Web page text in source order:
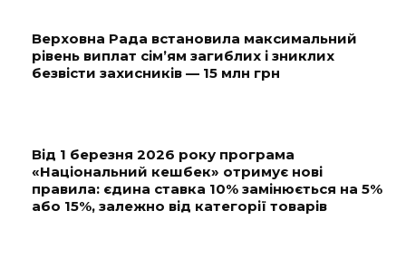
Верховна Рада встановила максимальний
рівень виплат сім’ям загиблих і зниклих
безвісти захисників — 15 млн грн
Від 1 березня 2026 року програма
«Національний кешбек» отримує нові
правила: єдина ставка 10% замінюється на 5%
або 15%, залежно від категорії товарів